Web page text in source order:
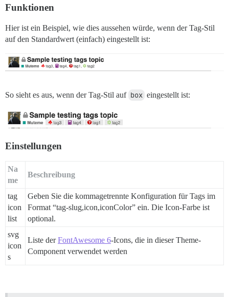
Funktionen
Hier ist ein Beispiel, wie dies aussehen würde, wenn der Tag-Stil
auf den Standardwert (einfach) eingestellt ist:
So sieht es aus, wenn der Tag-Stil auf box eingestellt ist:
Einstellungen
Na
me
Beschreibung
tag
icon
list
Geben Sie die kommagetrennte Konfiguration für Tags im
Format “tag-slug,icon,iconColor” ein. Die Icon-Farbe ist
optional.
svg
icon
s
Liste derFontAwesome 6-Icons, die in dieser Theme-
Component verwendet werden